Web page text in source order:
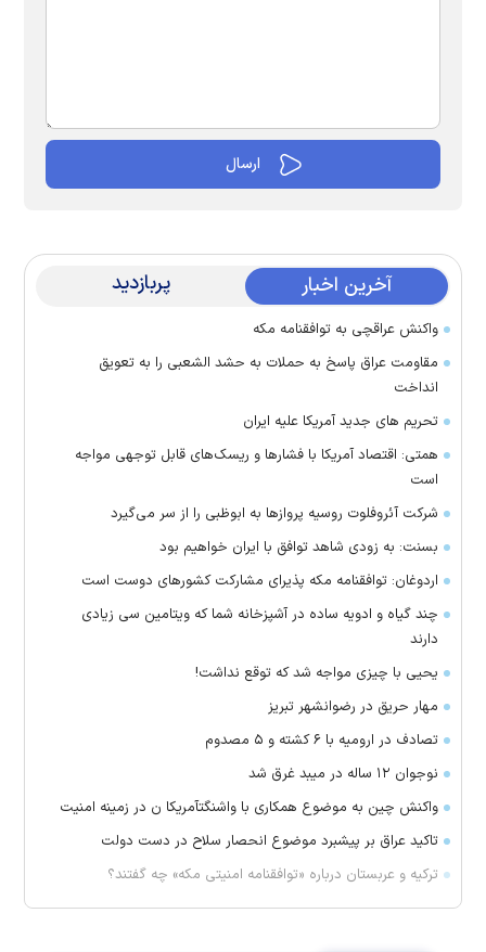
آخرین اخبار پربازدید
واکنش عراقچی به توافقنامه مکه
مقاومت عراق پاسخ به حملات به حشد الشعبی را به تعویق
انداخت
تحریم های جدید آمریکا علیه ایران
همتی: اقتصاد آمریکا با فشارها و ریسک‌های قابل توجهی مواجه
است
شرکت آئروفلوت روسیه پرواز‌ها به ابوظبی را از سر می‌گیرد
بسنت: به زودی شاهد توافق با ایران خواهیم بود
اردوغان: توافقنامه مکه پذیرای مشارکت کشور‌های دوست است
چند گیاه و ادویه ساده در آشپزخانه شما که ویتامین سی زیادی
دارند
یحیی با چیزی مواجه شد که توقع نداشت!
مهار حریق در رضوانشهر تبریز
تصادف در ارومیه با ۶ کشته و ۵ مصدوم
نوجوان ۱۲ ساله در میبد غرق شد
واکنش چین به موضوع همکاری با واشنگتآمریکا ن در زمینه امنیت
تاکید عراق بر پیشبرد موضوع انحصار سلاح در دست دولت
ترکیه و عربستان درباره «توافقنامه امنیتی مکه» چه گفتند؟